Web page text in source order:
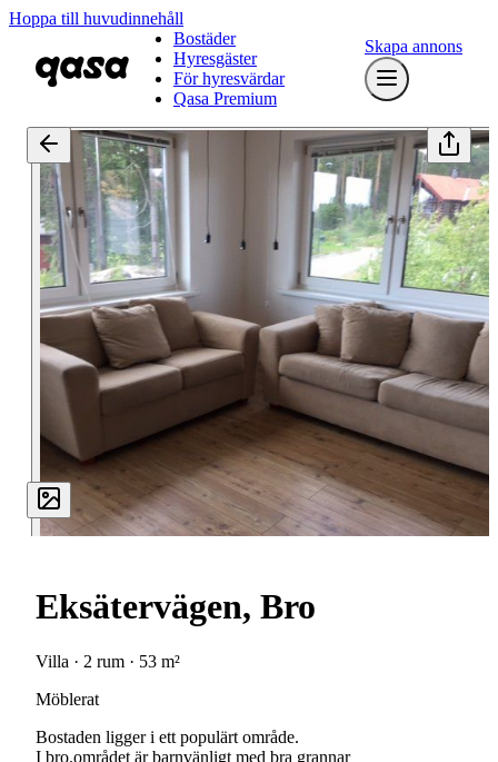
Hoppa till huvudinnehåll
Bostäder
Hyresgäster
För hyresvärdar
Qasa Premium
Skapa annons
Eksätervägen, Bro
Villa · 2 rum · 53 m²
Möblerat
Bostaden ligger i ett populärt område.
I bro.området är barnvänligt med bra grannar